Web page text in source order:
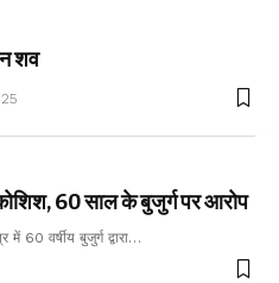
शव
60 साल के बुजुर्ग पर आरोप
में 60 वर्षीय बुजुर्ग द्वारा…